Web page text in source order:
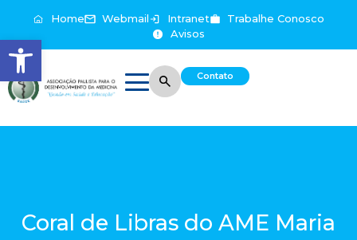
Abrir a barra de ferramentas
Home Webmail Intranet
Trabalhe Conosco
Avisos
Contato
Coral de Libras do AME Maria